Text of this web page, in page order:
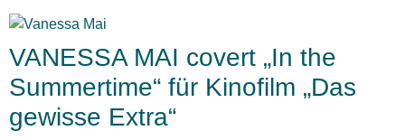
VANESSA MAI covert „In the
Summertime“ für Kinofilm „Das
gewisse Extra“